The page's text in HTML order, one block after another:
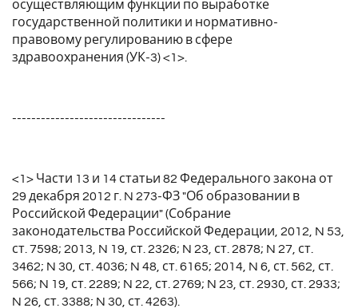
осуществляющим функции по выработке
государственной политики и нормативно-
правовому регулированию в сфере
здравоохранения (УК-3) <1>.
--------------------------------
<1> Части 13 и 14 статьи 82 Федерального закона от
29 декабря 2012 г. N 273-ФЗ "Об образовании в
Российской Федерации" (Собрание
законодательства Российской Федерации, 2012, N 53,
ст. 7598; 2013, N 19, ст. 2326; N 23, ст. 2878; N 27, ст.
3462; N 30, ст. 4036; N 48, ст. 6165; 2014, N 6, ст. 562, ст.
566; N 19, ст. 2289; N 22, ст. 2769; N 23, ст. 2930, ст. 2933;
N 26, ст. 3388; N 30, ст. 4263).